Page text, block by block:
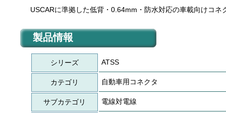
USCARに準拠した低背・0.64mm・防水対応の車載向けコネ
製品情報
シリーズ ATSS
カテゴリ 自動車用コネクタ
サブカテゴリ 電線対電線